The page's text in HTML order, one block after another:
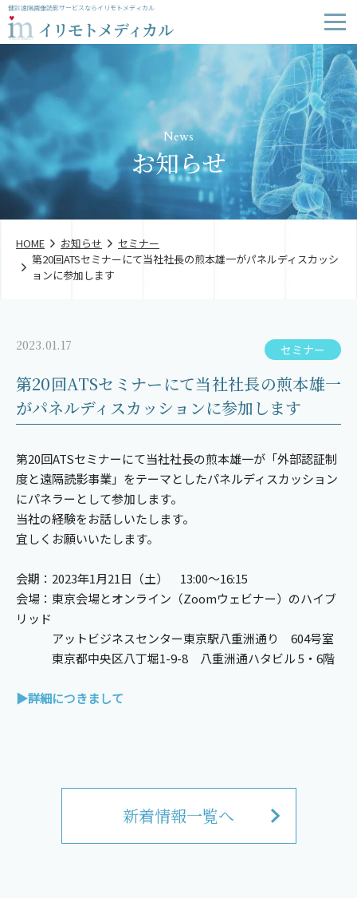
健診遠隔画像読影サービスならイリモトメディカル
News
お知らせ
HOME お知らせ
セミナー
第20回ATSセミナーにて当社社長の煎本雄一がパネルディスカッシ
ョンに参加します
2023.01.17 セミナー
第20回ATSセミナーにて当社社長の煎本雄一
がパネルディスカッションに参加します
第20回ATSセミナーにて当社社長の煎本雄一が「外部認証制
度と遠隔読影事業」をテーマとしたパネルディスカッション
にパネラーとして参加します。
当社の経験をお話しいたします。
宜しくお願いいたします。
会期：2023年1月21日（土） 13:00～16:15
会場：東京会場とオンライン（Zoomウェビナー）のハイブ
リッド
アットビジネスセンター東京駅八重洲通り 604号室
東京都中央区八丁堀1-9-8 八重洲通ハタビル 5・6階
▶詳細につきまして
新着情報一覧へ